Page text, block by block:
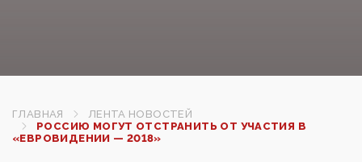
ГЛАВНАЯ
ЛЕНТА НОВОСТЕЙ
РОССИЮ МОГУТ ОТСТРАНИТЬ ОТ УЧАСТИЯ В
«ЕВРОВИДЕНИИ — 2018»